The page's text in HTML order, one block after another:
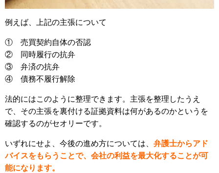
例えば、上記の主張について
① 売買契約自体の否認
② 同時履行の抗弁
③ 弁済の抗弁
④ 債務不履行解除
法的にはこのように整理できます。主張を整理したうえ
で、その主張を裏付ける証拠資料は何があるのかというを
確認するのがセオリーです。
いずれにせよ、今後の進め方については、 弁護士からアド
バイスをもらうことで、会社の利益を最大化することが可
能になります。